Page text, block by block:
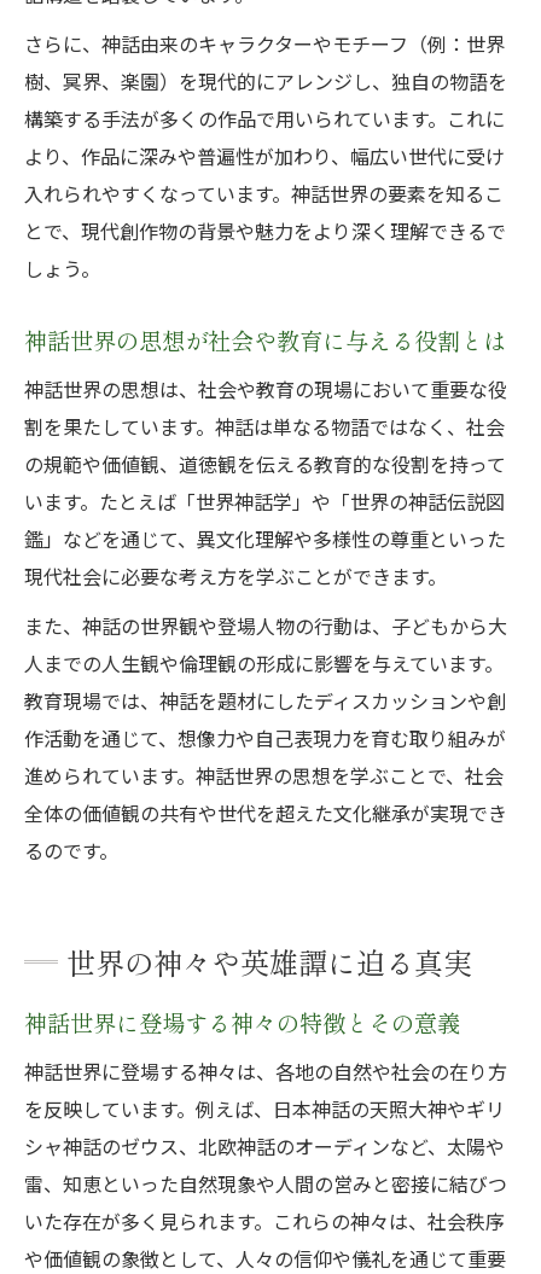
さらに、神話由来のキャラクターやモチーフ（例：世界
樹、冥界、楽園）を現代的にアレンジし、独自の物語を
構築する手法が多くの作品で用いられています。これに
より、作品に深みや普遍性が加わり、幅広い世代に受け
入れられやすくなっています。神話世界の要素を知るこ
とで、現代創作物の背景や魅力をより深く理解できるで
しょう。
神話世界の思想が社会や教育に与える役割とは
神話世界の思想は、社会や教育の現場において重要な役
割を果たしています。神話は単なる物語ではなく、社会
の規範や価値観、道徳観を伝える教育的な役割を持って
います。たとえば「世界神話学」や「世界の神話伝説図
鑑」などを通じて、異文化理解や多様性の尊重といった
現代社会に必要な考え方を学ぶことができます。
また、神話の世界観や登場人物の行動は、子どもから大
人までの人生観や倫理観の形成に影響を与えています。
教育現場では、神話を題材にしたディスカッションや創
作活動を通じて、想像力や自己表現力を育む取り組みが
進められています。神話世界の思想を学ぶことで、社会
全体の価値観の共有や世代を超えた文化継承が実現でき
るのです。
世界の神々や英雄譚に迫る真実
神話世界に登場する神々の特徴とその意義
神話世界に登場する神々は、各地の自然や社会の在り方
を反映しています。例えば、日本神話の天照大神やギリ
シャ神話のゼウス、北欧神話のオーディンなど、太陽や
雷、知恵といった自然現象や人間の営みと密接に結びつ
いた存在が多く見られます。これらの神々は、社会秩序
や価値観の象徴として、人々の信仰や儀礼を通じて重要